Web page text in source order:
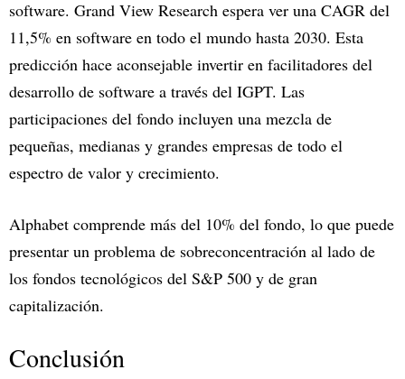
software. Grand View Research espera ver una CAGR del
11,5% en software en todo el mundo hasta 2030. Esta
predicción hace aconsejable invertir en facilitadores del
desarrollo de software a través del IGPT. Las
participaciones del fondo incluyen una mezcla de
pequeñas, medianas y grandes empresas de todo el
espectro de valor y crecimiento.
Alphabet comprende más del 10% del fondo, lo que puede
presentar un problema de sobreconcentración al lado de
los fondos tecnológicos del S&P 500 y de gran
capitalización.
Conclusión